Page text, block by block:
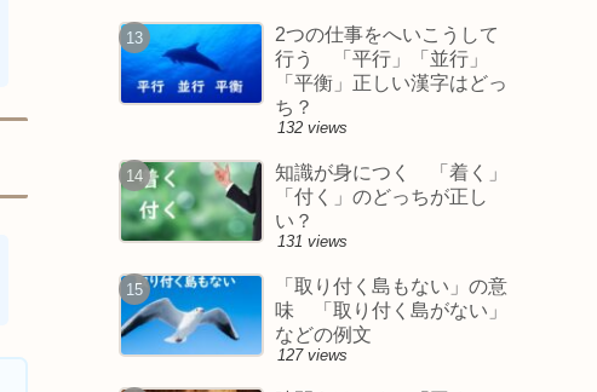
2つの仕事をへいこうして
行う 「平行」「並行」
「平衡」正しい漢字はどっ
ち？
132 views
知識が身につく 「着く」
「付く」のどっちが正し
い？
131 views
「取り付く島もない」の意
味 「取り付く島がない」
などの例文
127 views